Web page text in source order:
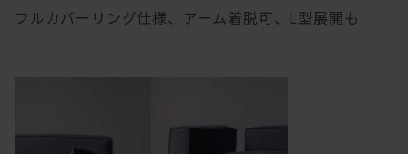
フルカバーリング仕様、アーム着脱可、L型展開も